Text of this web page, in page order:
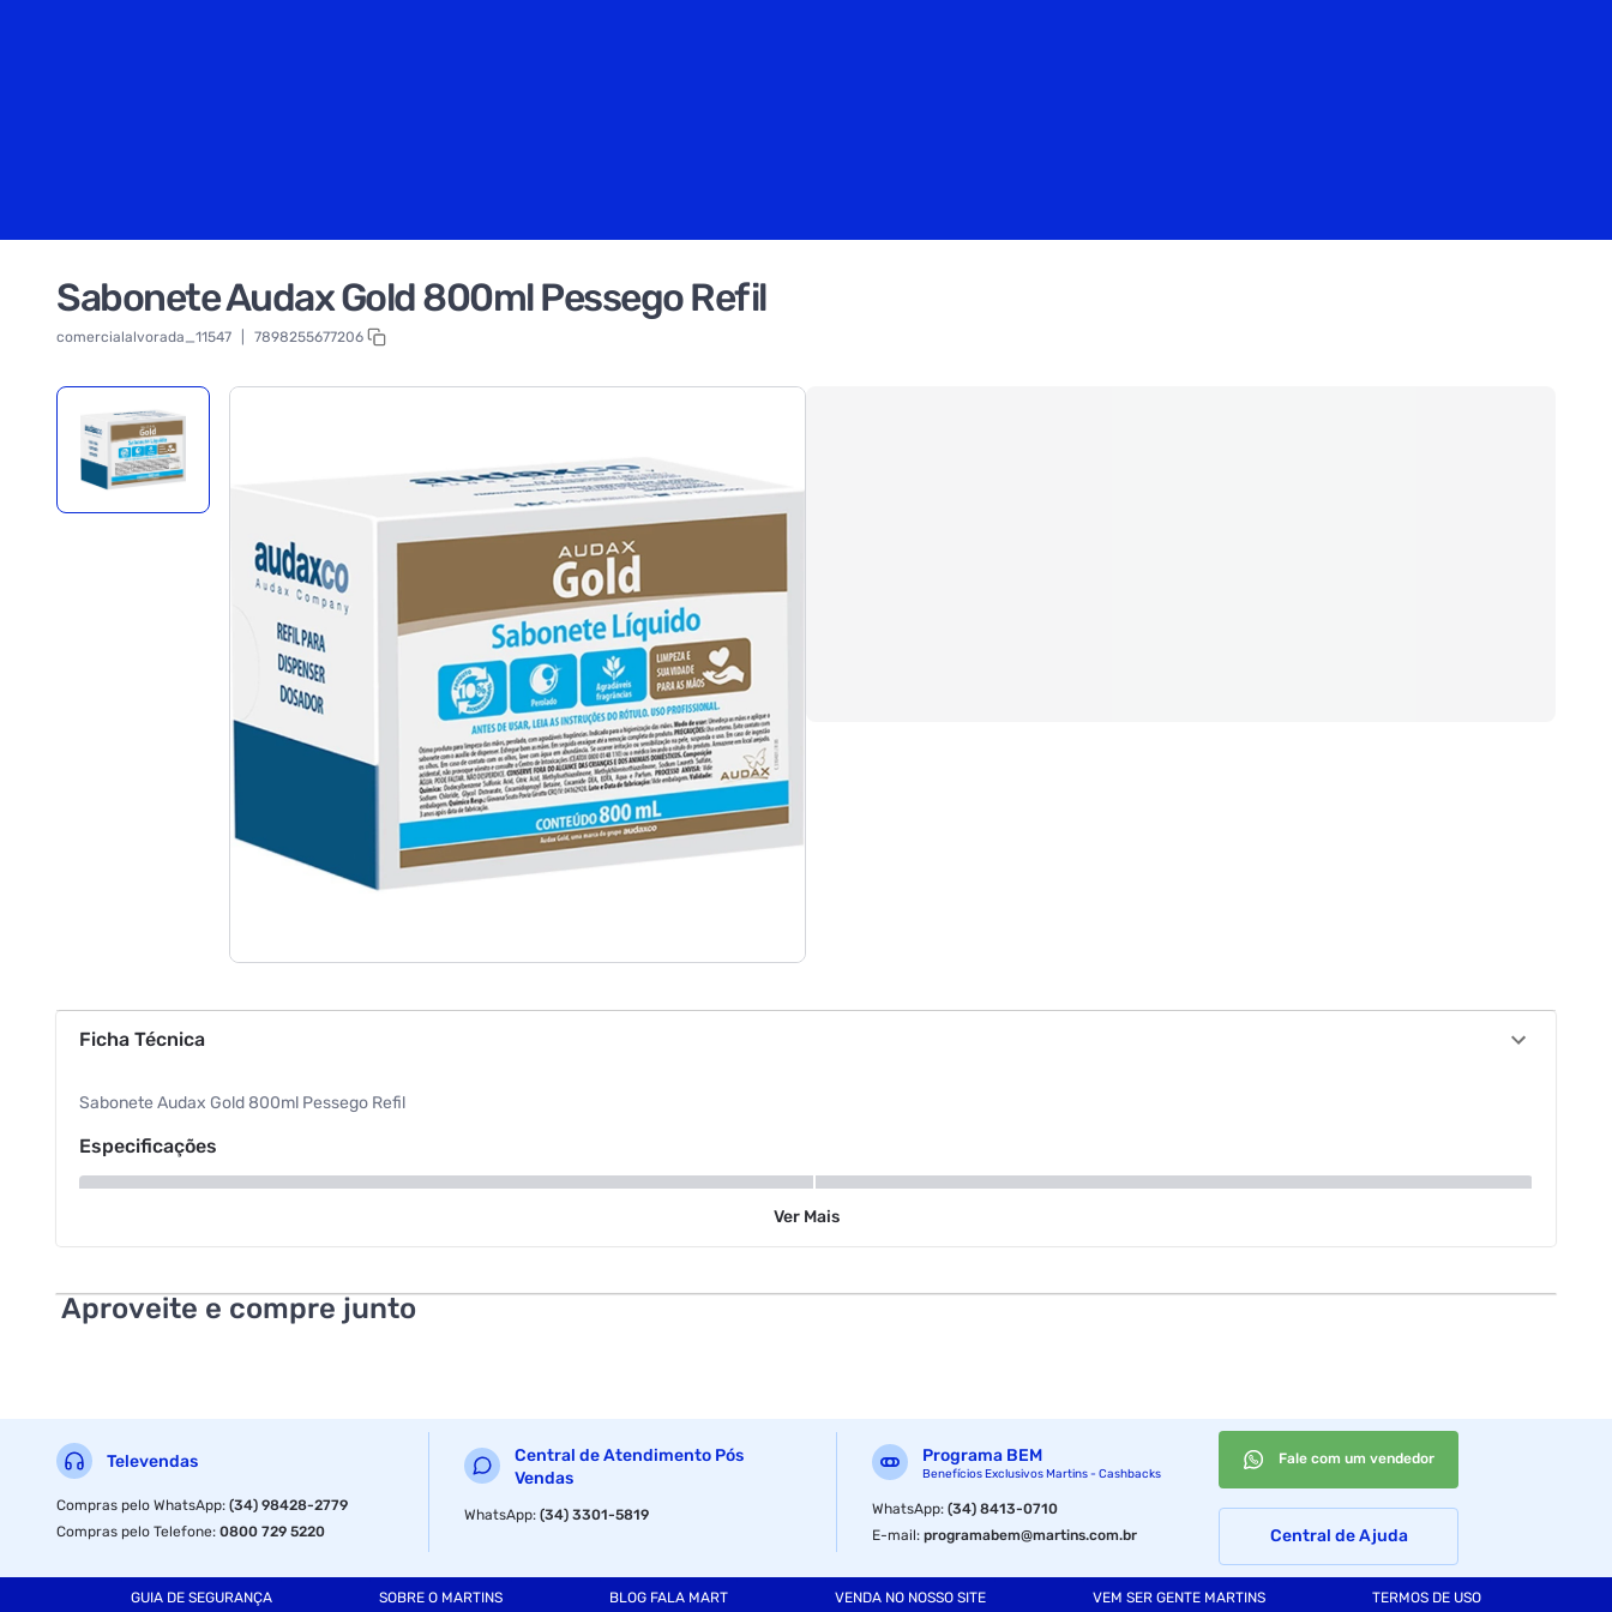
Sabonete Audax Gold 800ml Pessego Refil
comercialalvorada_11547 7898255677206
Ficha Técnica
Sabonete Audax Gold 800ml Pessego Refil
Especificações
Ver Mais
Aproveite e compre junto
Televendas
Compras pelo WhatsApp:(34) 98428-2779
Compras pelo Telefone:0800 729 5220
Central de Atendimento Pós
Vendas
WhatsApp:(34) 3301-5819
Programa BEM
Benefícios Exclusivos Martins - Cashbacks
WhatsApp:(34) 8413-0710
E-mail:programabem@martins.com.br
Fale com um vendedor
Central de Ajuda
GUIA DE SEGURANÇA SOBRE O MARTINS BLOG FALA MART VENDA NO NOSSO SITE VEM SER GENTE MARTINS TERMOS DE USO